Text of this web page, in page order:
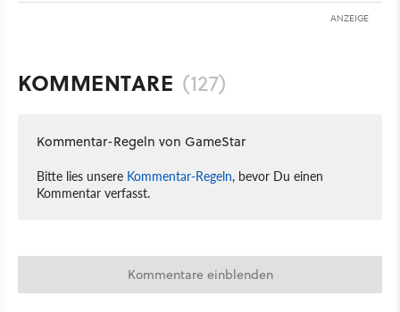
ANZEIGE
KOMMENTARE (127)
Kommentar-Regeln von GameStar
Bitte lies unsere Kommentar-Regeln, bevor Du einen
Kommentar verfasst.
Kommentare einblenden